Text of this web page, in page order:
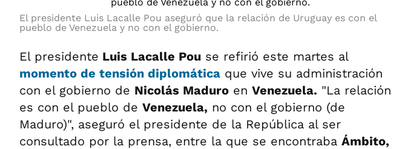
El presidente Luis Lacalle Pou aseguró que la relación de Uruguay es con el
pueblo de Venezuela y no con el gobierno.
El presidente Luis Lacalle Pou se refirió este martes al
momento de tensión diplomática que vive su administración
con el gobierno de Nicolás Maduro en Venezuela. "La relación
es con el pueblo de Venezuela, no con el gobierno (de
Maduro)", aseguró el presidente de la República al ser
consultado por la prensa, entre la que se encontraba Ámbito,